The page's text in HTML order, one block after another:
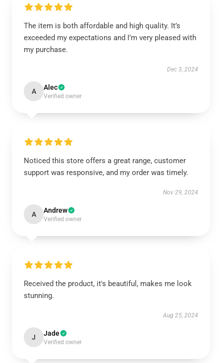
The item is both affordable and high quality. It’s
exceeded my expectations and I’m very pleased with
my purchase.
Dec 3, 2024
A Alec
Verified owner
Noticed this store offers a great range, customer
support was responsive, and my order was timely.
Nov 29, 2024
A Andrew
Verified owner
Received the product, it's beautiful, makes me look
stunning.
Aug 25, 2024
J Jade
Verified owner